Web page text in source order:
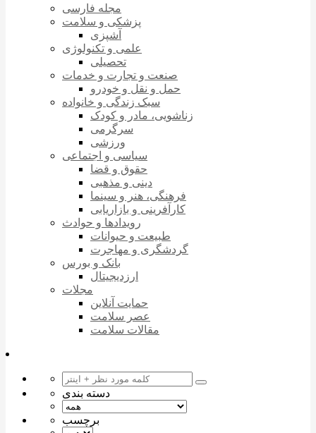
مجله فارسی
پزشکی و سلامت
آشپزی
علمی و تکنولوژی
تحصیلی
صنعت و تجارت و خدمات
حمل و نقل و خودرو
سبک زندگی و خانواده
زناشویی، مادر و کودک
سرگرمی
ورزشی
سیاسی و اجتماعی
حقوق و قضا
دینی و مذهبی
فرهنگی، هنر و سینما
کارآفرینی و بازاریابی
رویدادها و حوادث
طبیعت و حیوانات
گردشگری و مهاجرت
بانک و بورس
ارزدیجیتال
مجلات
حمایت آنلاین
عصر سلامت
مقالات سلامت
دسته بندی
برچسب